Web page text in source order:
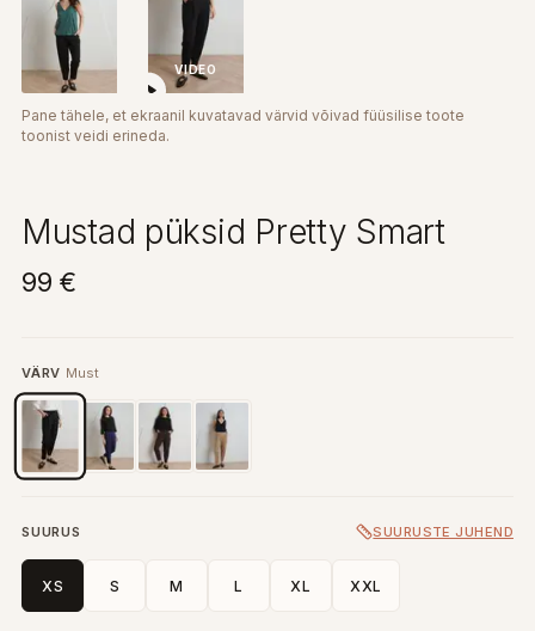
VIDEO
Pane tähele, et ekraanil kuvatavad värvid võivad füüsilise toote
toonist veidi erineda.
Mustad püksid Pretty Smart
99 €
VÄRV Must
SUURUS SUURUSTE JUHEND
XS S M L XL XXL